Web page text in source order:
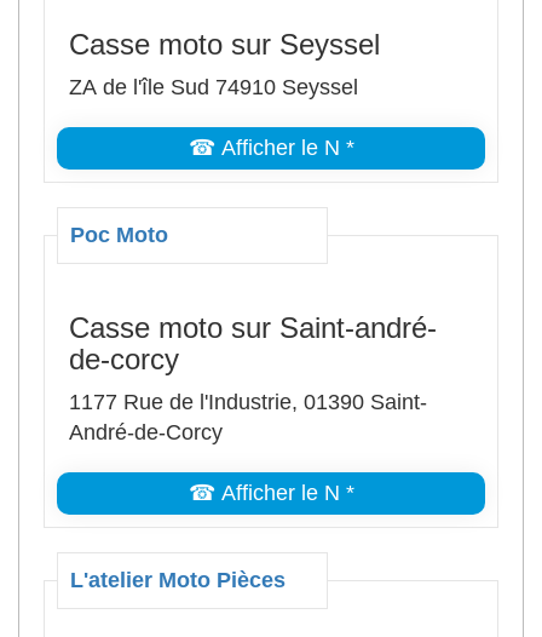
Casse moto sur Seyssel
ZA de l'île Sud 74910 Seyssel
☎ Afficher le N *
Poc Moto
Casse moto sur Saint-andré-
de-corcy
1177 Rue de l'Industrie, 01390 Saint-
André-de-Corcy
☎ Afficher le N *
L'atelier Moto Pièces